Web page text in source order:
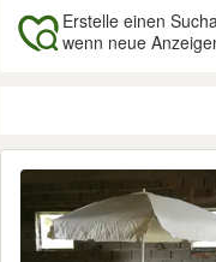
Erstelle einen
wenn neue
Ergebnisse